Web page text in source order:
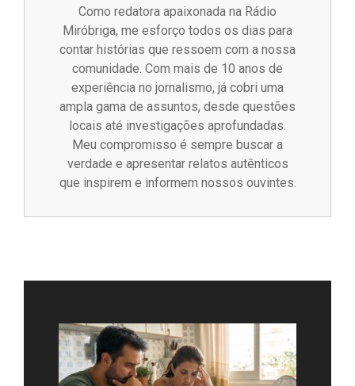
Como redatora apaixonada na Rádio
Miróbriga, me esforço todos os dias para
contar histórias que ressoem com a nossa
comunidade. Com mais de 10 anos de
experiência no jornalismo, já cobri uma
ampla gama de assuntos, desde questões
locais até investigações aprofundadas.
Meu compromisso é sempre buscar a
verdade e apresentar relatos autênticos
que inspirem e informem nossos ouvintes.